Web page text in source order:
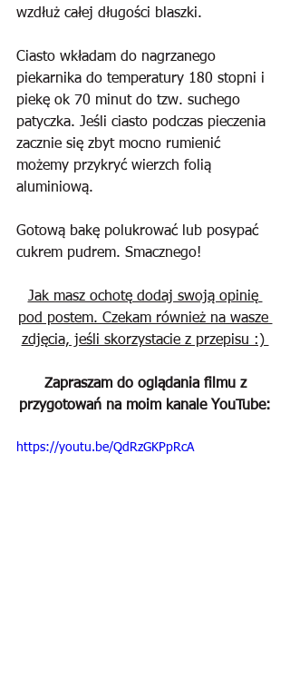
wzdłuż całej długości blaszki.
Ciasto wkładam do nagrzanego
piekarnika do temperatury 180 stopni i
piekę ok 70 minut do tzw. suchego
patyczka. Jeśli ciasto podczas pieczenia
zacznie się zbyt mocno rumienić
możemy przykryć wierzch folią
aluminiową.
Gotową bakę polukrować lub posypać
cukrem pudrem. Smacznego!
Jak masz ochotę dodaj swoją opinię
pod postem. Czekam również na wasze
zdjęcia, jeśli skorzystacie z przepisu :)
Zapraszam do oglądania filmu z
przygotowań na moim kanale YouTube:
https://youtu.be/QdRzGKPpRcA